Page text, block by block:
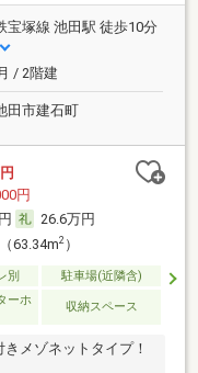
宝塚線 池田駅 徒歩10分
/ 2階建
田市建石町
円
26.6万円
63.34m2）
別 駐車場(近隣含)
ーホ
収納スペース
メゾネットタイプ！